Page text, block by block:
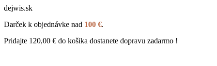
dejwis.sk
Darček k objednávke nad 100 €.
Pridajte 120,00 € do košika dostanete dopravu zadarmo !